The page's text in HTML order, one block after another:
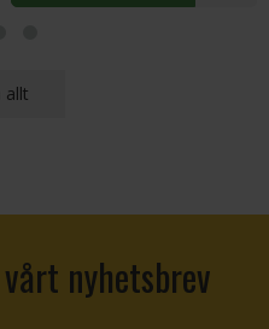
allt
nyhetsbrev